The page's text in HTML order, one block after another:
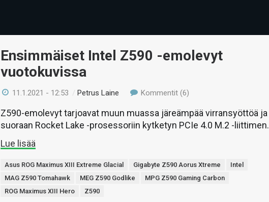
Ensimmäiset Intel Z590 -emolevyt
vuotokuvissa
11.1.2021 - 12:53 /Petrus Laine Kommentit (6)
Z590-emolevyt tarjoavat muun muassa järeämpää virransyöttöä ja
suoraan Rocket Lake -prosessoriin kytketyn PCIe 4.0 M.2 -liittimen.
Lue lisää
Asus ROG Maximus XIII Extreme Glacial Gigabyte Z590 Aorus Xtreme
Intel
MAG Z590 Tomahawk
MEG Z590 Godlike
MPG Z590 Gaming Carbon
ROG Maximus XIII Hero
Z590